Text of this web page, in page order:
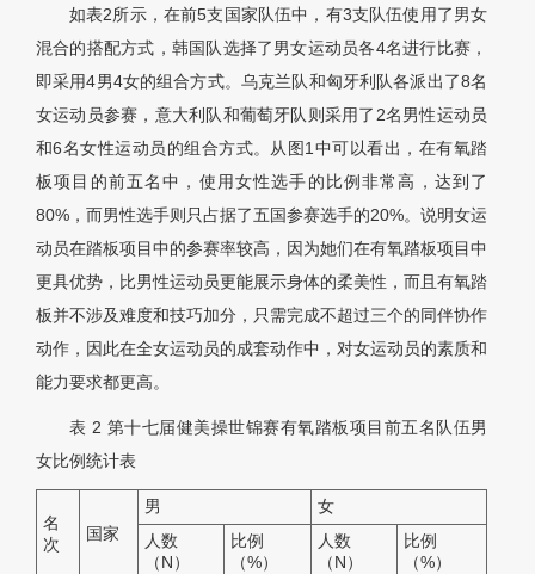
如表2所示，在前5支国家队伍中，有3支队伍使用了男女
混合的搭配方式，韩国队选择了男女运动员各4名进行比赛，
即采用4男4女的组合方式。乌克兰队和匈牙利队各派出了8名
女运动员参赛，意大利队和葡萄牙队则采用了2名男性运动员
和6名女性运动员的组合方式。从图1中可以看出，在有氧踏
板项目的前五名中，使用女性选手的比例非常高，达到了
80%，而男性选手则只占据了五国参赛选手的20%。说明女运
动员在踏板项目中的参赛率较高，因为她们在有氧踏板项目中
更具优势，比男性运动员更能展示身体的柔美性，而且有氧踏
板并不涉及难度和技巧加分，只需完成不超过三个的同伴协作
动作，因此在全女运动员的成套动作中，对女运动员的素质和
能力要求都更高。
表 2 第十七届健美操世锦赛有氧踏板项目前五名队伍男
女比例统计表
名
次
国家
男
女
人数
（N）
比例
（%）
人数
（N）
比例
（%）